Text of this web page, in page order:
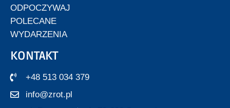
ODPOCZYWAJ
POLECANE
WYDARZENIA
KONTAKT
+48 513 034 379
info@zrot.pl